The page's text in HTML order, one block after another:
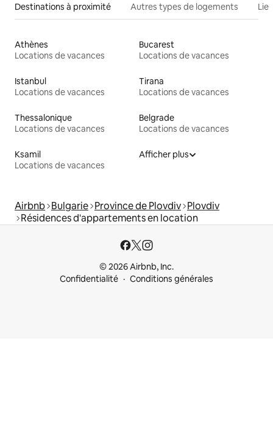
Destinations à proximité Autres types de logements
Athènes
Locations de vacances
Bucarest
Locations de vacances
Istanbul
Locations de vacances
Tirana
Locations de vacances
Thessalonique
Locations de vacances
Belgrade
Locations de vacances
Ksamil
Locations de vacances
Afficher plus
Airbnb Bulgarie Province de Plovdiv Plovdiv
Résidences d'appartements en location
© 2026 Airbnb, Inc.
Confidentialité
Conditions générales